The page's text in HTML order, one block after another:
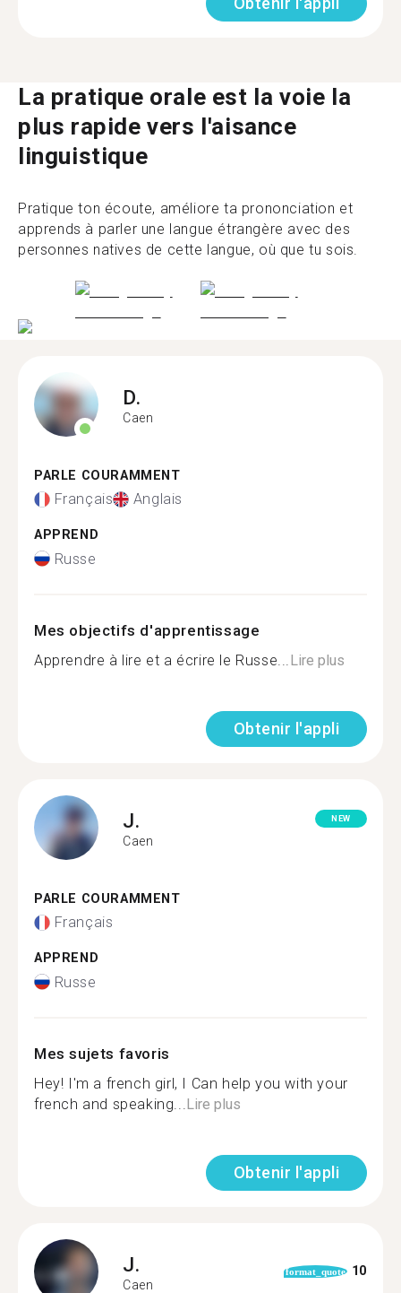
La pratique orale est la voie la
plus rapide vers l'aisance
linguistique
Pratique ton écoute, améliore ta prononciation et
apprends à parler une langue étrangère avec des
personnes natives de cette langue, où que tu sois.
D.
Caen
PARLE COURAMMENT
Français Anglais
APPREND
Russe
Mes objectifs d'apprentissage
Apprendre à lire et a écrire le Russe... Lire plus
Obtenir l'appli
J.
Caen
NEW
PARLE COURAMMENT
Français
APPREND
Russe
Mes sujets favoris
Hey! I'm a french girl, I Can help you with your
french and speaking... Lire plus
Obtenir l'appli
J.
Caen
format_quote 10